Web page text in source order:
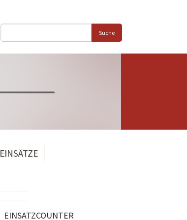
Suche
EINSÄTZE
EINSATZCOUNTER